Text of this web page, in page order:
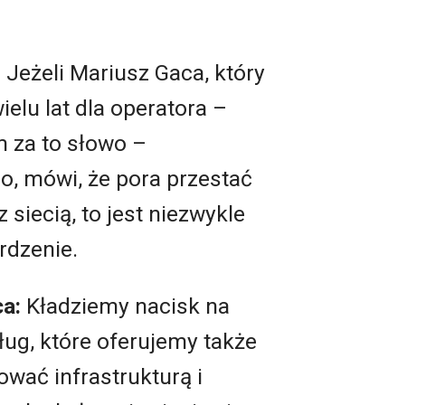
Jeżeli Mariusz Gaca, który
lat dla operatora –
za to słowo –
mówi, że pora przestać
siecią, to jest niezwykle
Kładziemy nacisk na
które oferujemy także
infrastrukturą i